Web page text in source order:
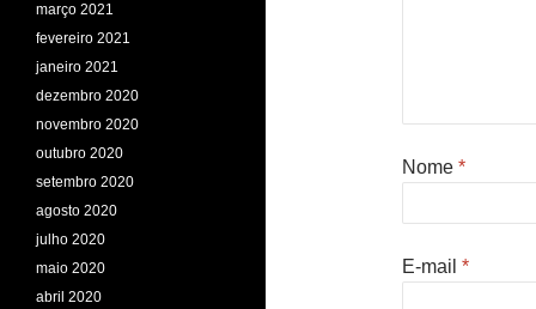
Nome *
E-mail *
março 2021
fevereiro 2021
janeiro 2021
dezembro 2020
novembro 2020
outubro 2020
setembro 2020
agosto 2020
julho 2020
maio 2020
abril 2020